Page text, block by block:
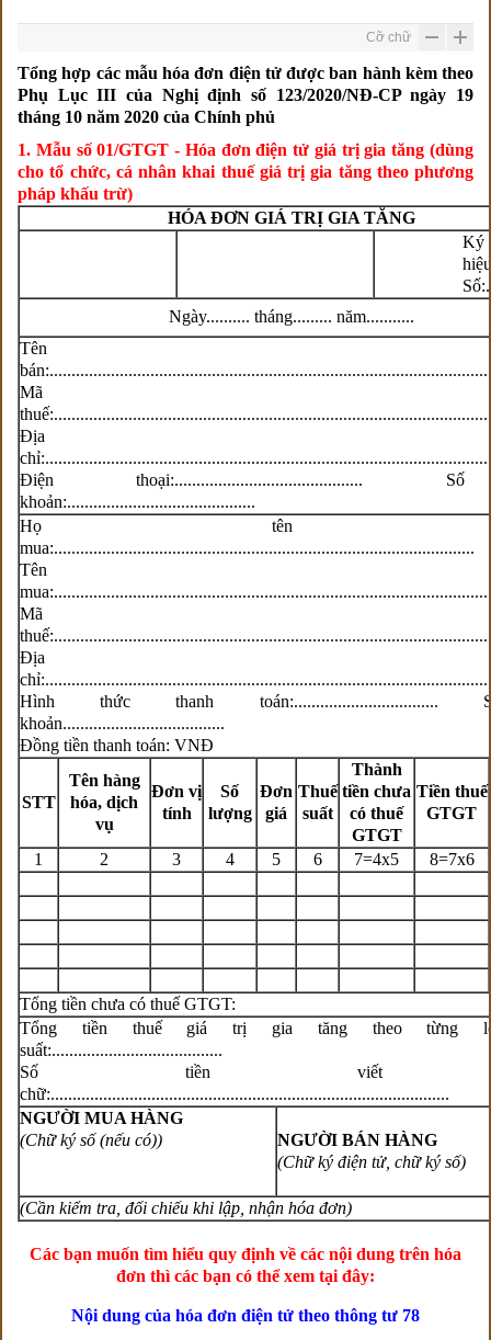
Cỡ chữ
Tổng hợp các mẫu hóa đơn điện tử được ban hành kèm theo
Phụ Lục III của Nghị định số 123/2020/NĐ-CP ngày 19
tháng 10 năm 2020 của Chính phủ
1. Mẫu số 01/GTGT - Hóa đơn điện tử giá trị gia tăng (dùng
cho tổ chức, cá nhân khai thuế giá trị gia tăng theo phương
pháp khấu trừ)
HÓA ĐƠN GIÁ TRỊ GIA TĂNG
Ký
Ngày.......... tháng......... năm...........
Tên
Mã
Địa
Điện thoại:...........................................
khoản:...........................................
Họ tên
mua:................................................................................................
Tên
Mã
Địa
Hình thức thanh
khoản.....................................
Đồng tiền thanh toán: VNĐ
STT
Tên hàng
hóa, dịch
vụ
Đơn vị
tính
Số
lượng
Đơn
giá
Thuế
suất
Thành
tiền chưa
có thuế
GTGT
Tiền thuế
GTGT
1 2 3 4 5 6 7=4x5 8=7x6
Tổng tiền chưa có thuế GTGT:
Tổng tiền thuế giá trị gia tăng theo từng
suất:.......................................
Số tiền viết
chữ:...........................................................................................
NGƯỜI MUA HÀNG
(Chữ ký số (nếu có))
NGƯỜI BÁN HÀNG
(Chữ ký điện tử, chữ ký số)
(Cần kiểm tra, đối chiếu khi lập, nhận hóa đơn)
Các bạn muốn tìm hiểu quy định về các nội dung trên hóa
đơn thì các bạn có thể xem tại đây:
Nội dung của hóa đơn điện tử theo thông tư 78